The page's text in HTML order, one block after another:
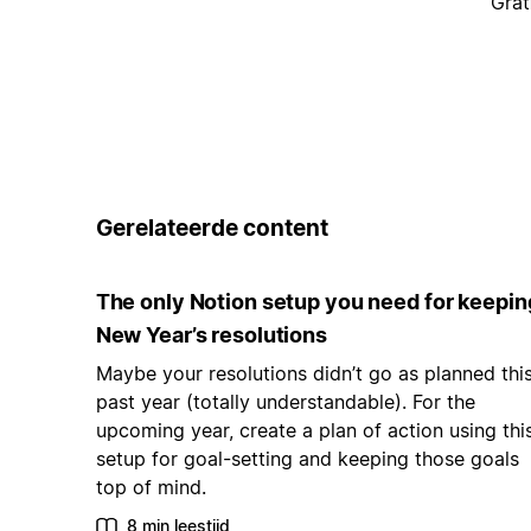
Gerelateerde content
The only Notion setup you need for
New Year’s resolutions
Maybe your resolutions didn’t go as planned
past year (totally understandable). For the
upcoming year, create a plan of action using
setup for goal-setting and keeping those goals
top of mind.
8 min leestijd